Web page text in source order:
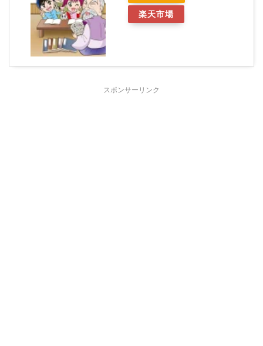
楽天市場
スポンサーリンク